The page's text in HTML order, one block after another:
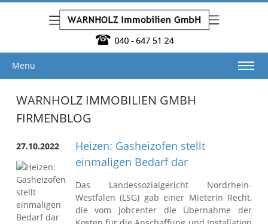
Menü
WARNHOLZ IMMOBILIEN GMBH
FIRMENBLOG
27.10.2022
Heizen: Gasheizofen stellt
einmaligen Bedarf dar
Das Landessozialgericht Nordrhein-
Westfalen (LSG) gab einer Mieterin Recht,
die vom Jobcenter die Übernahme der